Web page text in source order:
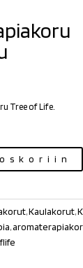
Tree of Life.
,Kaulakorut,
,